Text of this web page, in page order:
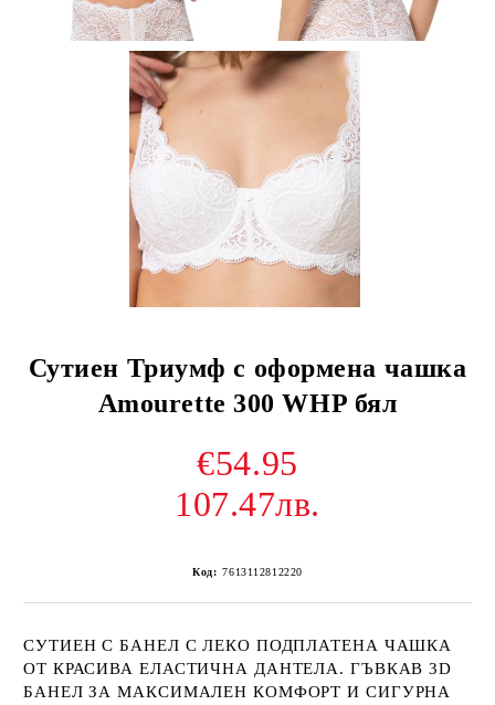
Сутиен Триумф с оформена чашка
Amourette 300 WHP бял
€54.95
107.47лв.
Код: 7613112812220
СУТИЕН С БАНЕЛ С ЛЕКО ПОДПЛАТЕНА ЧАШКА
ОТ КРАСИВА ЕЛАСТИЧНА ДАНТЕЛА. ГЪВКАВ 3D
БАНЕЛ ЗА МАКСИМАЛЕН КОМФОРТ И СИГУРНА